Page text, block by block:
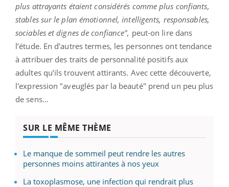
plus attrayants étaient considérés comme plus confiants,
stables sur le plan émotionnel, intelligents, responsables,
sociables et dignes de confiance", peut-on lire dans
l’étude. En d'autres termes, les personnes ont tendance
à attribuer des traits de personnalité positifs aux
adultes qu’ils trouvent attirants. Avec cette découverte,
l'expression "aveuglés par la beauté" prend un peu plus
de sens...
SUR LE MÊME THÈME
Le manque de sommeil peut rendre les autres
personnes moins attirantes à nos yeux
La toxoplasmose, une infection qui rendrait plus